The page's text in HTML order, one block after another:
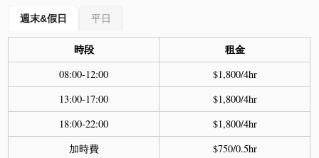
週末&假日 平日
時段 租金
08:00-12:00
$1,800/4hr
13:00-17:00
$1,800/4hr
18:00-22:00
$1,800/4hr
加時費
$750/0.5hr